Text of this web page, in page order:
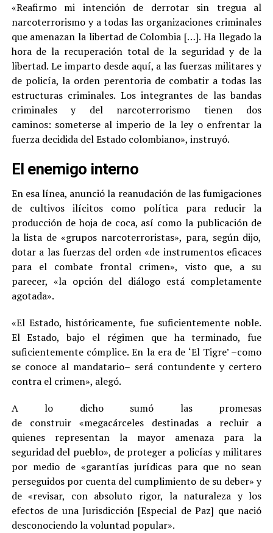
«Reafirmo mi intención de derrotar sin tregua al
narcoterrorismo y a todas las organizaciones criminales
que amenazan la libertad de Colombia […]. Ha llegado la
hora de la recuperación total de la seguridad y de la
libertad. Le imparto desde aquí, a las fuerzas militares y
de policía, la orden perentoria de combatir a todas las
estructuras criminales. Los integrantes de las bandas
criminales y del narcoterrorismo tienen dos
caminos: someterse al imperio de la ley o enfrentar la
fuerza decidida del Estado colombiano», instruyó.
El enemigo interno
En esa línea, anunció la reanudación de las fumigaciones
de cultivos ilícitos como política para reducir la
producción de hoja de coca, así como la publicación de
la lista de «grupos narcoterroristas», para, según dijo,
dotar a las fuerzas del orden «de instrumentos eficaces
para el combate frontal crimen», visto que, a su
parecer, «la opción del diálogo está completamente
agotada».
«El Estado, históricamente, fue suficientemente noble.
El Estado, bajo el régimen que ha terminado, fue
suficientemente cómplice. En la era de ‘El Tigre’ –como
se conoce al mandatario– será contundente y certero
contra el crimen», alegó.
A lo dicho sumó las promesas
de construir «megacárceles destinadas a recluir a
quienes representan la mayor amenaza para la
seguridad del pueblo», de proteger a policías y militares
por medio de «garantías jurídicas para que no sean
perseguidos por cuenta del cumplimiento de su deber» y
de «revisar, con absoluto rigor, la naturaleza y los
efectos de una Jurisdicción [Especial de Paz] que nació
desconociendo la voluntad popular».